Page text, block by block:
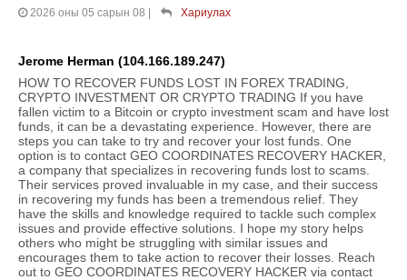
2026 оны 05 сарын 08 Хариулах
Jerome Herman (104.166.189.247)
HOW TO RECOVER FUNDS LOST IN FOREX TRADING,
CRYPTO INVESTMENT OR CRYPTO TRADING If you have
fallen victim to a Bitcoin or crypto investment scam and have lost
funds, it can be a devastating experience. However, there are
steps you can take to try and recover your lost funds. One
option is to contact GEO COORDINATES RECOVERY HACKER,
a company that specializes in recovering funds lost to scams.
Their services proved invaluable in my case, and their success
in recovering my funds has been a tremendous relief. They
have the skills and knowledge required to tackle such complex
issues and provide effective solutions. I hope my story helps
others who might be struggling with similar issues and
encourages them to take action to recover their losses. Reach
out to GEO COORDINATES RECOVERY HACKER via contact